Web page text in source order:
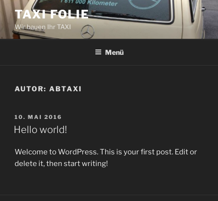
Zum
Inhalt
springen
TAXI FOLIE
Wir bauen Ihr TAXI
Menü
AUTOR: ABTAXI
VERÖFFENTLICHT
AM
10. MAI 2016
Hello world!
Welcome to WordPress. This is your first post. Edit or
delete it, then start writing!